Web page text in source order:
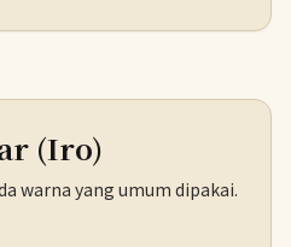
(Iro)
warna yang umum dipakai.